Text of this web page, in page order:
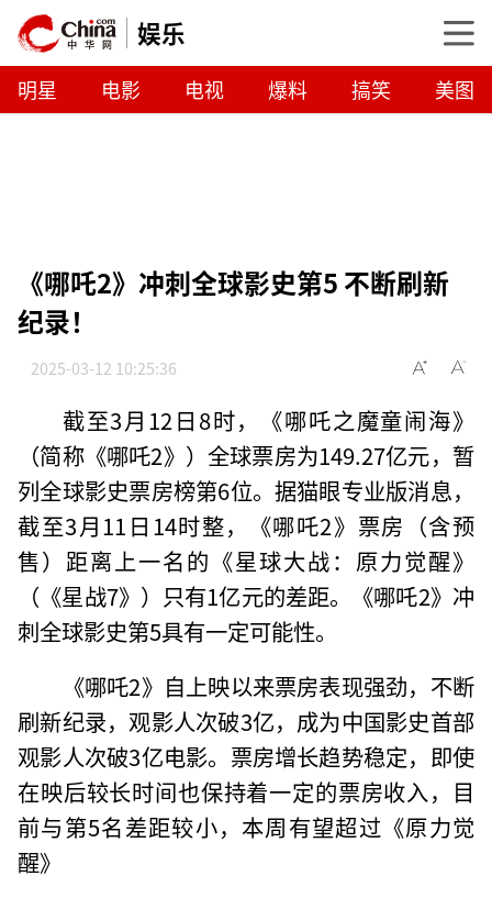
娱乐
明星 电影 电视 爆料 搞笑 美图
《哪吒2》冲刺全球影史第5 不断刷新
纪录！
2025-03-12 10:25:36
截至3月12日8时，《哪吒之魔童闹海》
（简称《哪吒2》）全球票房为149.27亿元，暂
列全球影史票房榜第6位。据猫眼专业版消息，
截至3月11日14时整，《哪吒2》票房（含预
售）距离上一名的《星球大战：原力觉醒》
（《星战7》）只有1亿元的差距。《哪吒2》冲
刺全球影史第5具有一定可能性。
《哪吒2》自上映以来票房表现强劲，不断
刷新纪录，观影人次破3亿，成为中国影史首部
观影人次破3亿电影。票房增长趋势稳定，即使
在映后较长时间也保持着一定的票房收入，目
前与第5名差距较小，本周有望超过《原力觉
醒》